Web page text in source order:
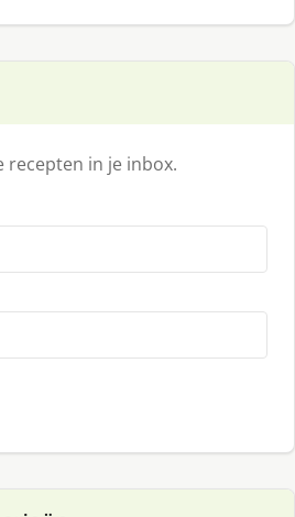
recepten in je inbox.